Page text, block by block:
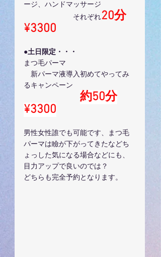
ージ、ハンドマッサージ
それぞれ20分
¥3300
●土日限定・・・
まつ毛パーマ
新パーマ液導入初めてやってみ
るキャンペーン
約50分
¥3300
男性女性誰でも可能です、まつ毛
パーマは瞼が下がってきたなどち
ょっした気になる場合などにも、
目力アップで良いのでは？
どちらも完全予約となります。